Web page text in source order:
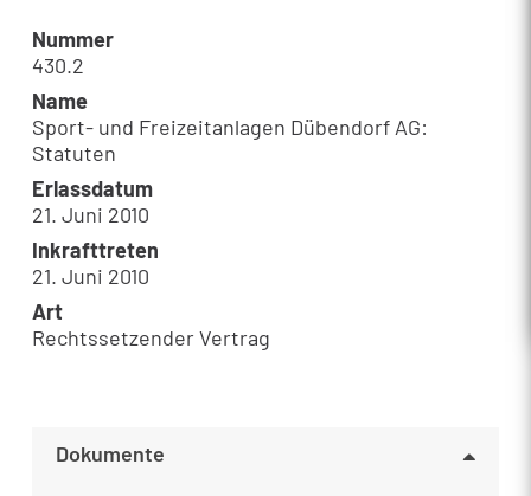
Nummer
430.2
Name
Sport- und Freizeitanlagen Dübendorf AG:
Statuten
Erlassdatum
21. Juni 2010
Inkrafttreten
21. Juni 2010
Art
Rechtssetzender Vertrag
Dokumente